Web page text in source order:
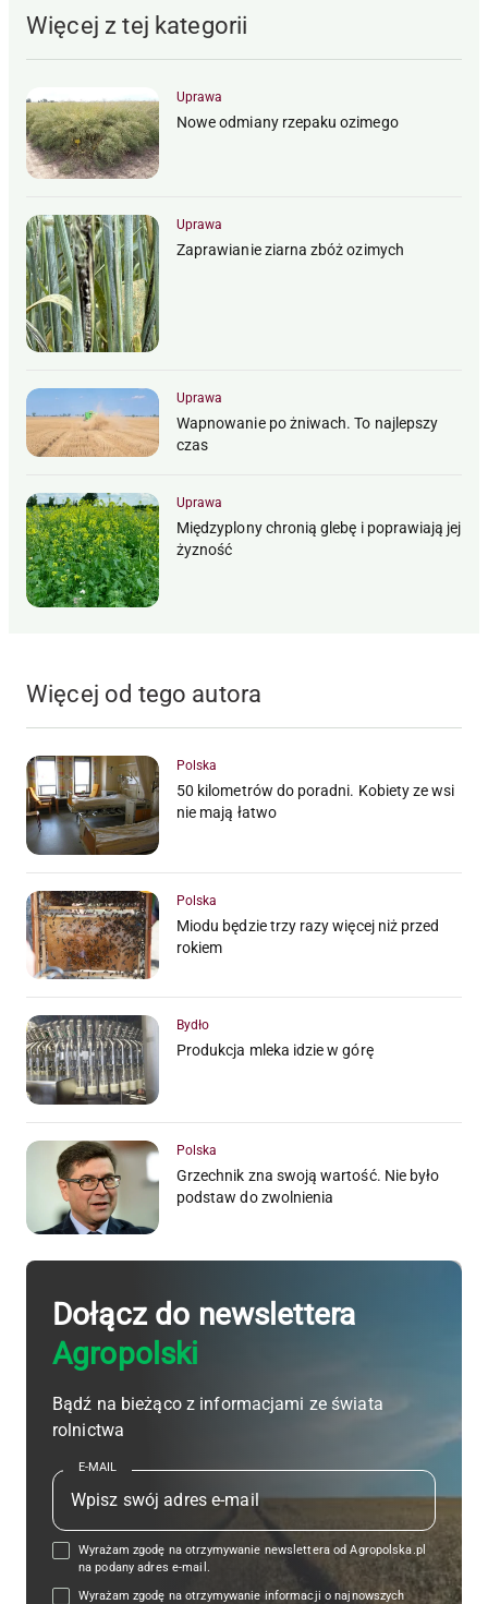
Więcej z tej kategorii
Uprawa
Nowe odmiany rzepaku ozimego
Uprawa
Zaprawianie ziarna zbóż ozimych
Uprawa
Wapnowanie po żniwach. To najlepszy
czas
Uprawa
Międzyplony chronią glebę i poprawiają jej
żyzność
Więcej od tego autora
Polska
50 kilometrów do poradni. Kobiety ze wsi
nie mają łatwo
Polska
Miodu będzie trzy razy więcej niż przed
rokiem
Bydło
Produkcja mleka idzie w górę
Polska
Grzechnik zna swoją wartość. Nie było
podstaw do zwolnienia
Dołącz do newslettera
Agropolski
Bądź na bieżąco z informacjami ze świata
rolnictwa
E-MAIL
Wyrażam zgodę na otrzymywanie newslettera od Agropolska.pl
na podany adres e-mail.
Wyrażam zgodę na otrzymywanie informacji o najnowszych